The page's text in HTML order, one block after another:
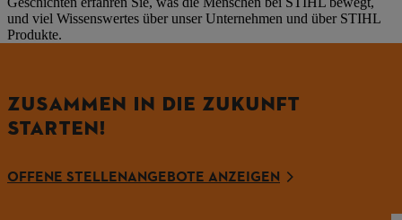
und viel Wissenswertes über unser Unternehmen und über STIHL
Produkte.
ZUSAMMEN IN DIE ZUKUNFT
STARTEN!
OFFENE STELLENANGEBOTE ANZEIGEN